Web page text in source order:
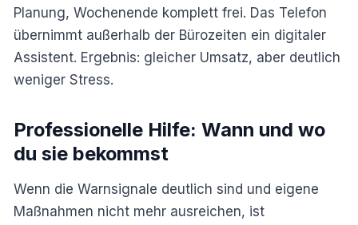
Planung, Wochenende komplett frei. Das Telefon
übernimmt außerhalb der Bürozeiten ein digitaler
Assistent. Ergebnis: gleicher Umsatz, aber deutlich
weniger Stress.
Professionelle Hilfe: Wann und wo
du sie bekommst
Wenn die Warnsignale deutlich sind und eigene
Maßnahmen nicht mehr ausreichen, ist